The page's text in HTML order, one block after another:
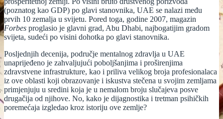
(poznatog kao GDP) po glavi stanovnika, UAE se nalazi među
prvih 10 zemalja u svijetu. Pored toga, godine 2007, magazin
Forbes proglasio je glavni grad, Abu Dhabi, najbogatijim gradom
svijeta, sudeći po visini dohotka po glavi stanovnika.
Posljednjih decenija, područje mentalnog zdravlja u UAE
unaprijeđeno je zahvaljujući poboljšanjima i proširenjima
zdravstvene infrastrukture, kao i priliva velikog broja profesionalaca
iz ove oblasti koji obrazovanje i iskustva stečena u svojim zemljama
primjenjuju u sredini koja je u nemalom broju slučajeva posve
drugačija od njihove. No, kako je dijagnostika i tretman psihičkih
poremećaja izgledao kroz istoriju ove zemlje?